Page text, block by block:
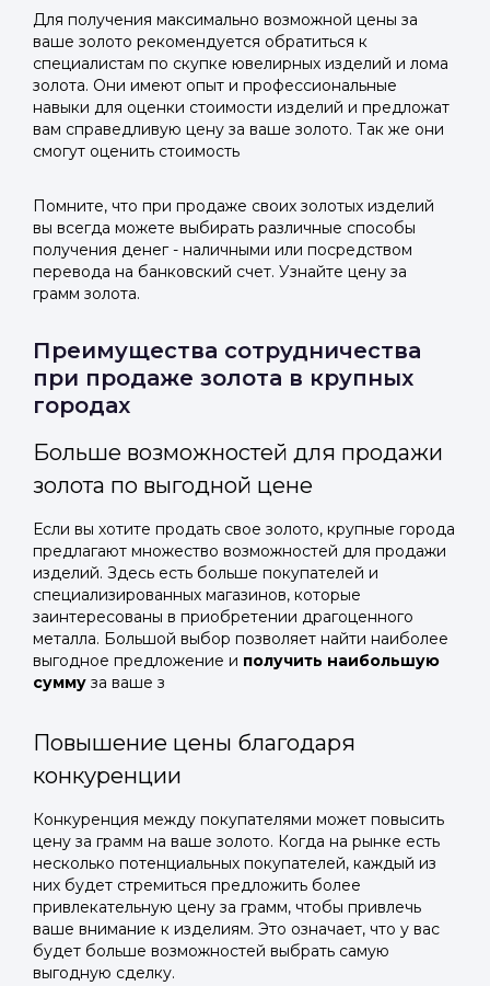
Для получения максимально возможной цены за
ваше золото рекомендуется обратиться к
специалистам по скупке ювелирных изделий и лома
золота. Они имеют опыт и профессиональные
навыки для оценки стоимости изделий и предложат
вам справедливую цену за ваше золото. Так же они
смогут оценить стоимость
Помните, что при продаже своих золотых изделий
вы всегда можете выбирать различные способы
получения денег - наличными или посредством
перевода на банковский счет. Узнайте цену за
грамм золота.
Преимущества сотрудничества
при продаже золота в крупных
городах
Больше возможностей для продажи
золота по выгодной цене
Если вы хотите продать свое золото, крупные города
предлагают множество возможностей для продажи
изделий. Здесь есть больше покупателей и
специализированных магазинов, которые
заинтересованы в приобретении драгоценного
металла. Большой выбор позволяет найти наиболее
выгодное предложение и получить наибольшую
сумму за ваше з
Повышение цены благодаря
конкуренции
Конкуренция между покупателями может повысить
цену за грамм на ваше золото. Когда на рынке есть
несколько потенциальных покупателей, каждый из
них будет стремиться предложить более
привлекательную цену за грамм, чтобы привлечь
ваше внимание к изделиям. Это означает, что у вас
будет больше возможностей выбрать самую
выгодную сделку.